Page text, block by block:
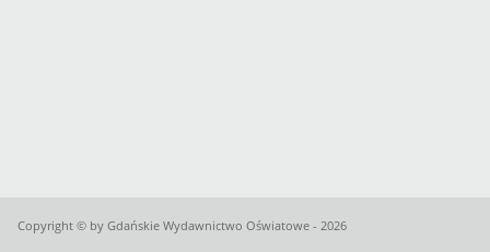
Copyright © by Gdańskie Wydawnictwo Oświatowe - 2026